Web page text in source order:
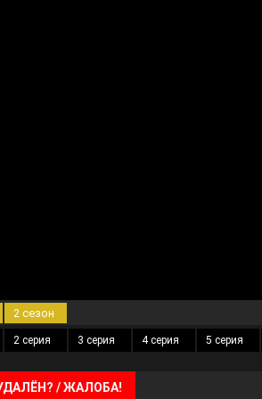
холм
2 сезон
2 серия 3 серия 4 серия 5 серия
/ ЖАЛОБА!